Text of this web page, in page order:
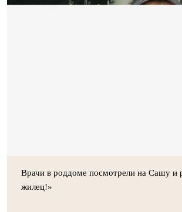
Врачи в роддоме посмотрели на Сашу и
жилец!»